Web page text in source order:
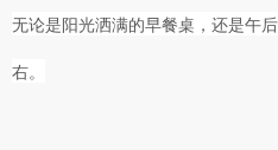
无论是阳光洒满的早餐桌，还是午
右。